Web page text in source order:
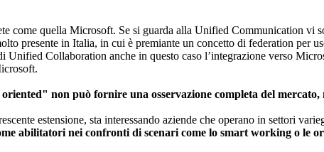
come quella Microsoft. Se si guarda alla Unified Communication vi
presente in Italia, in cui è premiante un concetto di federation per
Unified Collaboration anche in questo caso l’integrazione verso
non può fornire una osservazione completa del
estensione, sta interessando aziende che operano in settori
abilitatori nei confronti di scenari come lo smart working o le